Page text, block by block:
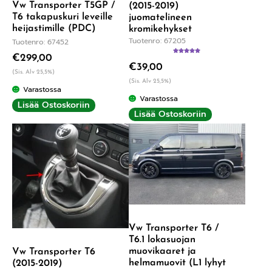
Vw Transporter T5GP /
T6 takapuskuri leveille
heijastimille (PDC)
Tuotenro: 67452
€299,00
(Sis. Alv 25,5%)
Varastossa
Lisää Ostoskoriin
(2015-2019)
juomatelineen
kromikehykset
Tuotenro: 67205
€39,00
(Sis. Alv 25,5%)
Varastossa
Lisää Ostoskoriin
Vw Transporter T6
(2015-2019)
Vw Transporter T6 /
T6.1 lokasuojan
muovikaaret ja
helmamuovit (L1 lyhyt